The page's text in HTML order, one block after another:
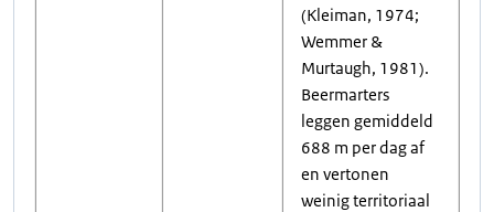
(Kleiman, 1974;
Wemmer &
Murtaugh, 1981).
Beermarters
leggen gemiddeld
688 m per dag af
en vertonen
weinig territoriaal